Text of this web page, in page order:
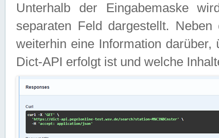
Unterhalb der Eingabemaske
separaten Feld dargestellt.
weiterhin eine Information
Dict-API erfolgt ist und welche